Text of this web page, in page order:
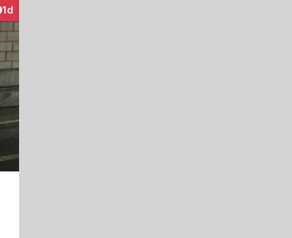
Artikel veröffentlicht:
1d